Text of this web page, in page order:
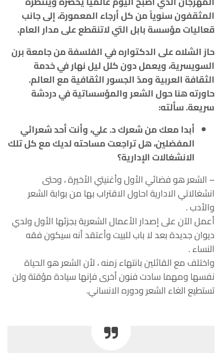
المثقفون سنوياً من كل أرجاء المعمورة، إلى جانب
قعاليات مؤسسة بابل التي لاتنقطع على مدار العام.
حاز الشلاه على الدكتواره في الفلسفة من جامعة برن
السويسرية، ويعمل دون كلل ليل نهار في خدمة
الثقافة العربية ومدّ الجسور الثقافية مع العالم.
حاورته هنا حول الشعر والمؤسساتية في دردشة
سريعة. سألته:
أبدا معك من شعرك د. علي، وأنت أحد شعرائي
المفضلين، هل تراجعت مساحته لديك مع كل تلك
الانشغالات الإدارية؟
– الشعر هو فضائي الأول وأغنيتي الأخيرة ، وحتى
انشغالاتي الادارية احاول الاقتراب بها من بوابة الشعر
والأدب .
أعمل الآن على إصدار الأعمال الشعرية بجزئها الأول ولدي
ديوان جديدة بعد لا باب للبيت وأعتقد أنه سيكون فقه
النساء .
واختلف مع القائلين بانتهاء زمنه ، لأن الشعر هو الحياة
نفسها ومهما سادت فنون أخرى فإنها سيادة مؤقتة ولن
تستطيع الغاء الشعر ودوره الانساني.